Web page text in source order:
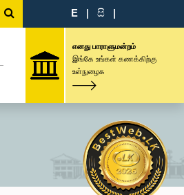
E | සි |
எனது பாராளுமன்றம்
இங்கே உங்கள் கணக்கிற்கு
உள்நுழைக